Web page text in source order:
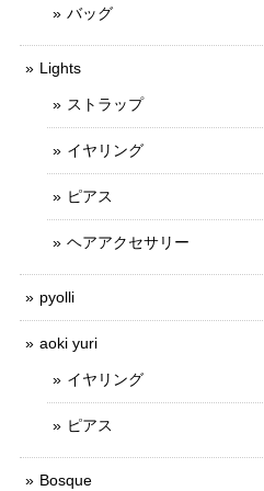
バッグ
Lights
ストラップ
イヤリング
ピアス
ヘアアクセサリー
pyolli
aoki yuri
イヤリング
ピアス
Bosque